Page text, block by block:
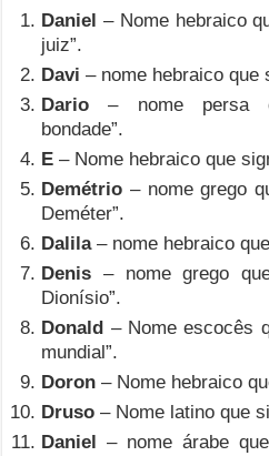
Daniel – Nome hebraico
juiz”.
Davi – nome hebraico que
Dario – nome persa
bondade”.
E – Nome hebraico que
Demétrio – nome grego
Deméter”.
Dalila– nome hebraico
Denis – nome grego
Dionísio”.
Donald – Nome escocês
mundial”.
Doron – Nome hebraico
Druso – Nome latino que
Daniel – nome árabe